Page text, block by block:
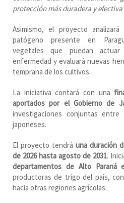
protección más duradera y
Asimismo, el proyecto
patógeno presente en
vegetales que puedan
enfermedad y evaluará nuevas
temprana de los cultivos.
La iniciativa contará con una
aportados por el Gobierno de
investigaciones conjuntas entre
japoneses.
El proyecto tendrá una duración
de 2026 hasta agosto de 2031.
departamentos de Alto Paraná
productoras de trigo del país,
hacia otras regiones agrícolas.